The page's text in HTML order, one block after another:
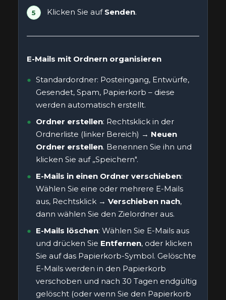
Klicken Sie auf Senden.
E-Mails mit Ordnern organisieren
Standardordner: Posteingang, Entwürfe,
Gesendet, Spam, Papierkorb – diese
werden automatisch erstellt.
Ordner erstellen: Rechtsklick in der
Ordnerliste (linker Bereich) → Neuen
Ordner erstellen. Benennen Sie ihn und
klicken Sie auf „Speichern".
E-Mails in einen Ordner verschieben:
Wählen Sie eine oder mehrere E-Mails
aus, Rechtsklick → Verschieben nach,
dann wählen Sie den Zielordner aus.
E-Mails löschen: Wählen Sie E-Mails aus
und drücken Sie Entfernen, oder klicken
Sie auf das Papierkorb-Symbol. Gelöschte
E-Mails werden in den Papierkorb
verschoben und nach 30 Tagen endgültig
gelöscht (oder wenn Sie den Papierkorb